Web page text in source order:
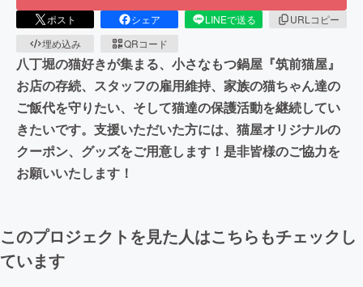
ポスト シェア LINEで送る
URLコピー
埋め込み
QRコード
八丁堀の猫好きが集まる、小さなもつ鍋屋『筑前猫屋』
お店の存続、スタッフの雇用維持、家族の猫ちゃん達の
ご飯代を守りたい、そして猫達の保護活動を継続してい
きたいです。支援いただいた方には、猫屋オリジナルの
クーポン、グッズをご用意します！是非皆様のご協力を
お願いいたします！
このプロジェクトを見た人はこちらもチェックし
ています